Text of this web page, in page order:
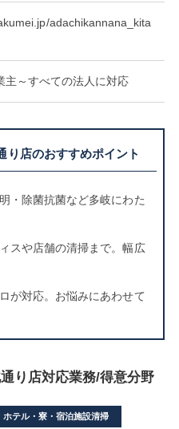
adachikannana_kita
主～すべての法人に対応
り店のおすすめポイント
・除菌抗菌など多岐にわた
スや店舗の清掃まで。幅広
が対応。お悩みにあわせて
り店対応業務/得意分野
ホテル・寮・宿泊施設清掃